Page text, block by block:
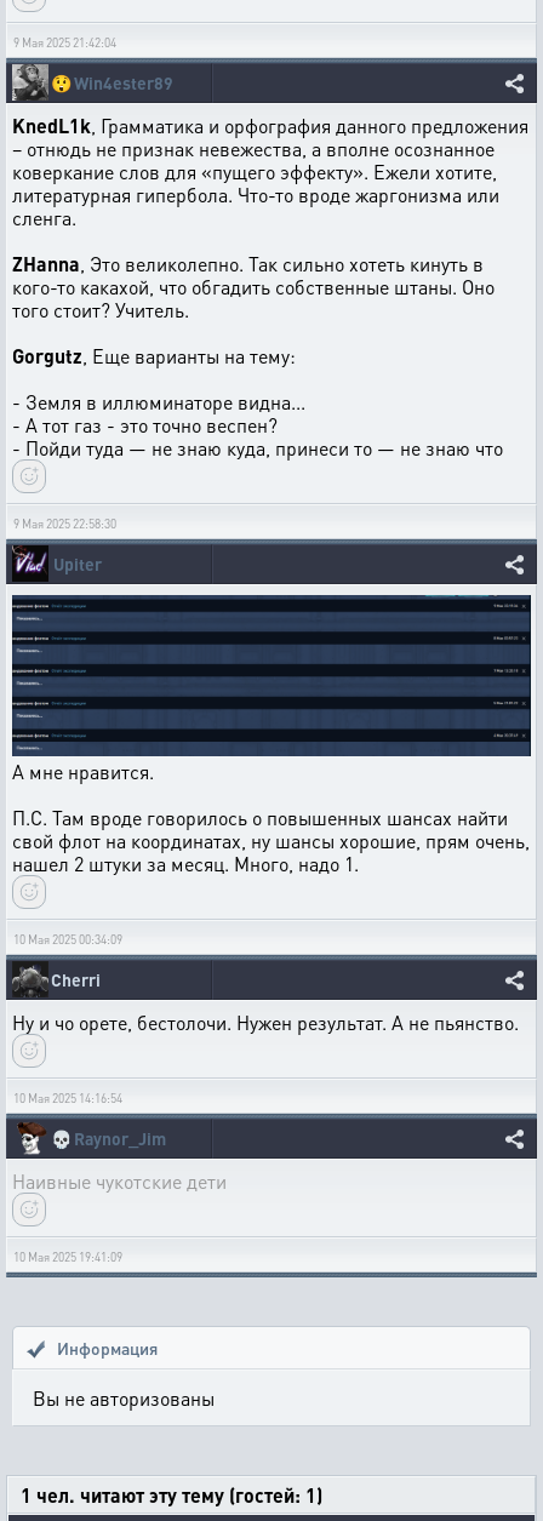
9 Мая 2025 21:42:04
😲Win4ester89
KnedL1k , Грамматика и орфография данного предложения
– отнюдь не признак невежества, а вполне осознанное
коверкание слов для «пущего эффекту». Ежели хотите,
литературная гипербола. Что-то вроде жаргонизма или
сленга.
ZHanna , Это великолепно. Так сильно хотеть кинуть в
кого-то какахой, что обгадить собственные штаны. Оно
того стоит? Учитель.
Gorgutz , Еще варианты на тему:
- Земля в иллюминаторе видна...
- А тот газ - это точно веспен?
- Пойди туда — не знаю куда, принеси то — не знаю что
9 Мая 2025 22:58:30
Upiter
А мне нравится.
П.С. Там вроде говорилось о повышенных шансах найти
свой флот на координатах, ну шансы хорошие, прям очень,
нашел 2 штуки за месяц. Много, надо 1.
10 Мая 2025 00:34:09
Cherri
Ну и чо орете, бестолочи. Нужен результат. А не пьянство.
10 Мая 2025 14:16:54
💀 Raynor_Jim
Наивные чукотские дети
10 Мая 2025 19:41:09
Информация
Вы не авторизованы
1 чел. читают эту тему (гостей: 1)